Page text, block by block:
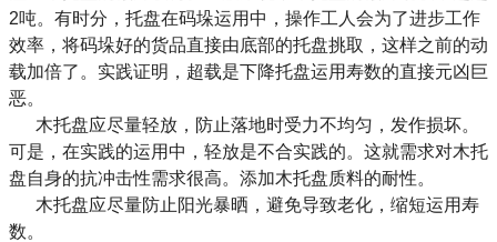
2吨。有时分，托盘在码垛运用中，操作工人会为了进步工作
效率，将码垛好的货品直接由底部的托盘挑取，这样之前的动
载加倍了。实践证明，超载是下降托盘运用寿数的直接元凶巨
恶。
木托盘应尽量轻放，防止落地时受力不均匀，发作损坏。
可是，在实践的运用中，轻放是不合实践的。这就需求对木托
盘自身的抗冲击性需求很高。添加木托盘质料的耐性。
木托盘应尽量防止阳光暴晒，避免导致老化，缩短运用寿
数。